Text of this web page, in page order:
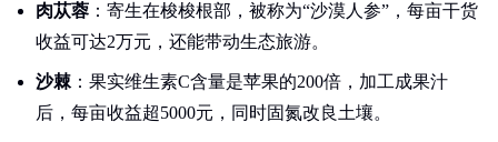
肉苁蓉 ：寄生在梭梭根部，被称为“沙漠人参”，每亩干货
收益可达2万元，还能带动生态旅游。
沙棘 ：果实维生素C含量是苹果的200倍，加工成果汁
后，每亩收益超5000元，同时固氮改良土壤。